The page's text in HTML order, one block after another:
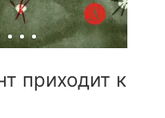
приходит к